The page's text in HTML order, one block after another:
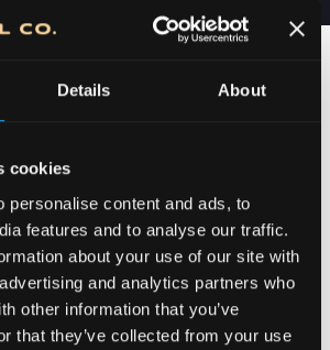
Details About
cookies
personalise content and ads, to
features and to analyse our traffic.
about your use of our site with
and analytics partners who
other information that you’ve
that they’ve collected from your use
DETALJIMA